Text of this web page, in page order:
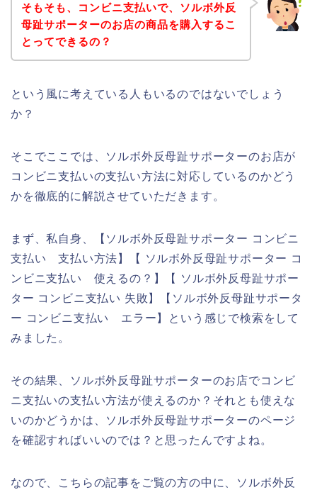
そもそも、コンビニ支払いで、ソルボ外反
母趾サポーターのお店の商品を購入するこ
とってできるの？
という風に考えている人もいるのではないでしょう
か？
そこでここでは、ソルボ外反母趾サポーターのお店が
コンビニ支払いの支払い方法に対応しているのかどう
かを徹底的に解説させていただきます。
まず、私自身、【ソルボ外反母趾サポーター コンビニ
支払い 支払い方法】【 ソルボ外反母趾サポーター コ
ンビニ支払い 使えるの？】【 ソルボ外反母趾サポー
ター コンビニ支払い 失敗】【ソルボ外反母趾サポータ
ー コンビニ支払い エラー】という感じで検索をして
みました。
その結果、ソルボ外反母趾サポーターのお店でコンビ
ニ支払いの支払い方法が使えるのか？それとも使えな
いのかどうかは、ソルボ外反母趾サポーターのページ
を確認すればいいのでは？と思ったんですよね。
なので、こちらの記事をご覧の方の中に、ソルボ外反